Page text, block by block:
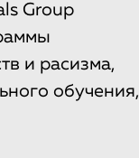
Group
и расизма,
обучения,